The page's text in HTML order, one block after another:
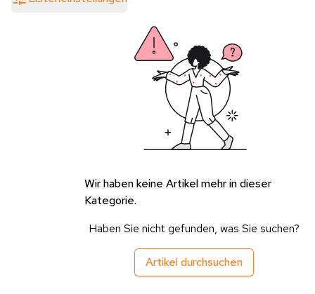
Wir haben keine Artikel mehr in dieser
Kategorie.
Haben Sie nicht gefunden, was Sie suchen?
Artikel durchsuchen